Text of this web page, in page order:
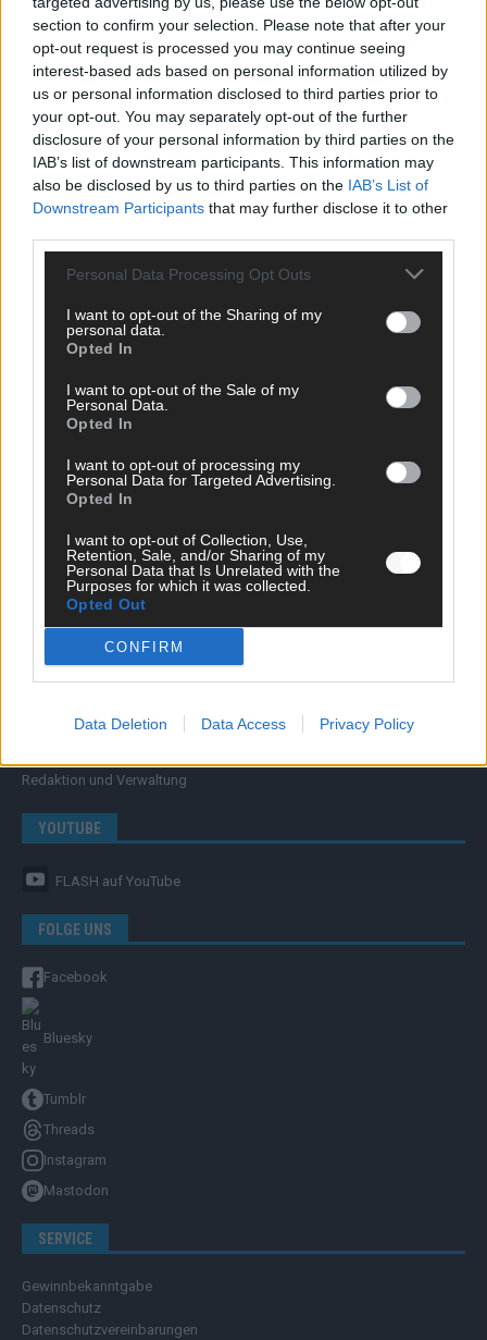
section to confirm your selection. Please note that after your
opt-out request is processed you may continue seeing
interest-based ads based on personal information utilized by
us or personal information disclosed to third parties prior to
your opt-out. You may separately opt-out of the further
disclosure of your personal information by third parties on the
IAB’s list of downstream participants. This information may
also be disclosed by us to third parties on the IAB’s List of
Downstream Participants that may further disclose it to other
Personal Data Processing Opt Outs
I want to opt-out of the Sharing of my
personal data.
Opted In
I want to opt-out of the Sale of my
Personal Data.
Opted In
I want to opt-out of processing my
Personal Data for Targeted Advertising.
Opted In
I want to opt-out of Collection, Use,
Retention, Sale, and/or Sharing of my
Personal Data that Is Unrelated with the
Purposes for which it was collected.
Opted Out
CONFIRM
Data Deletion Data Access Privacy Policy
SCHNELL ZUM RESSORT
Nachrichten
Wirtschaft
Ratgeber
Kommentar
Streams & Storys
Eurovision
FLASH – DAS VIDEOPORTAL
Redaktion und Verwaltung
YOUTUBE
FLASH auf YouTube
FOLGE UNS
Facebook
Bluesky
Tumblr
Threads
Instagram
Mastodon
SERVICE
Gewinnbekanntgabe
Datenschutz
Datenschutzvereinbarungen